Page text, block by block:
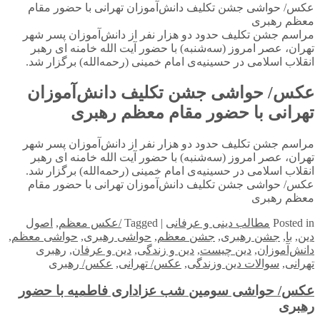
عکس/ حواشی جشن تکلیف دانش‌آموزان تهرانی با حضور مقام
معظم رهبری
مراسم جشن تکلیف حدود دو هزار نفر از دانش‌آموزان پسر شهر
تهران، عصر امروز (سه‌شنبه) با حضور آیت الله خامنه ای رهبر
انقلاب اسلامی در حسینیه‌ی امام خمینی (رحمه‌الله) برگزار شد.
عکس/ حواشی جشن تکلیف دانش‌آموزان
تهرانی با حضور مقام معظم رهبری
مراسم جشن تکلیف حدود دو هزار نفر از دانش‌آموزان پسر شهر
تهران، عصر امروز (سه‌شنبه) با حضور آیت الله خامنه ای رهبر
انقلاب اسلامی در حسینیه‌ی امام خمینی (رحمه‌الله) برگزار شد.
عکس/ حواشی جشن تکلیف دانش‌آموزان تهرانی با حضور مقام
معظم رهبری
Posted in مطالب دینی و عرفانی |
Tagged /عکس معظم, اصول
دین, با, جشن رهبری, جشن معظم, حواشی رهبری, حواشی معظم,
دانش‌آموزان, دین چیست, دین و زندگی, دین و عرفان, رهبری
تهرانی, سوالات دین وزندگی, عکس/ تهرانی, عکس/ رهبری
عکس/ حواشی سومین شب عزاداری فاطمیه با حضور
رهبری